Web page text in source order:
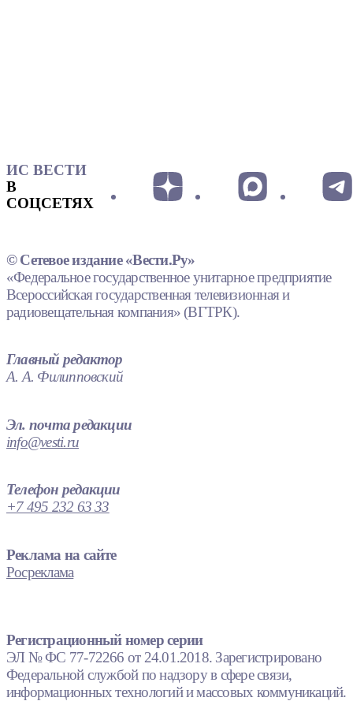
ИС ВЕСТИ
В
СОЦСЕТЯХ
© Сетевое издание «Вести.Ру»
«Федеральное государственное унитарное предприятие
Всероссийская государственная телевизионная и
радиовещательная компания» (ВГТРК).
Главный редактор
А. А. Филипповский
Эл. почта редакции
info@vesti.ru
Телефон редакции
+7 495 232 63 33
Реклама на сайте
Росреклама
Регистрационный номер серии
ЭЛ № ФС 77-72266 от 24.01.2018. Зарегистрировано
Федеральной службой по надзору в сфере связи,
информационных технологий и массовых коммуникаций.